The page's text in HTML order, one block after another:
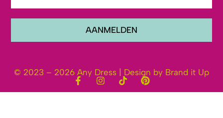
AANMELDEN
© 2023 – 2026 Any Dress | Design by Brand it Up